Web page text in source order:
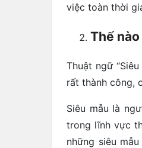
việc toàn thời
Thế
Thuật ngữ
rất thành công,
Siêu mẫu là
trong lĩnh vực
những siêu